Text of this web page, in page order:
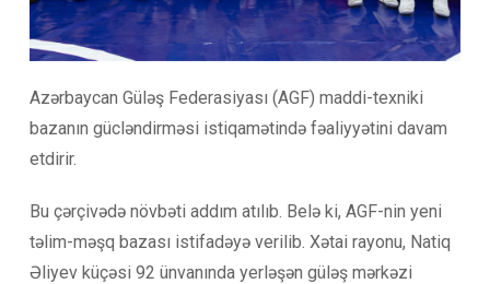
Azərbaycan Güləş Federasiyası (AGF) maddi-texniki
bazanın gücləndirməsi istiqamətində fəaliyyətini davam
etdirir.
Bu çərçivədə növbəti addım atılıb. Belə ki, AGF-nin yeni
təlim-məşq bazası istifadəyə verilib. Xətai rayonu, Natiq
Əliyev küçəsi 92 ünvanında yerləşən güləş mərkəzi